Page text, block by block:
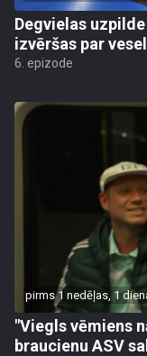
Degvielas
izvēršas par
6. epizode
pirms 1 nedēļas, 1
"Viegls vēmiens
braucienu ASV